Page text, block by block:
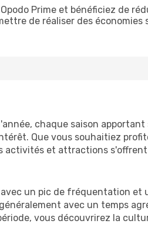
Prime et bénéficiez de
de réaliser des
chaque saison
Que vous souhaitiez
activités et attractions
un pic de fréquentation et
avec un temps
vous découvrirez la